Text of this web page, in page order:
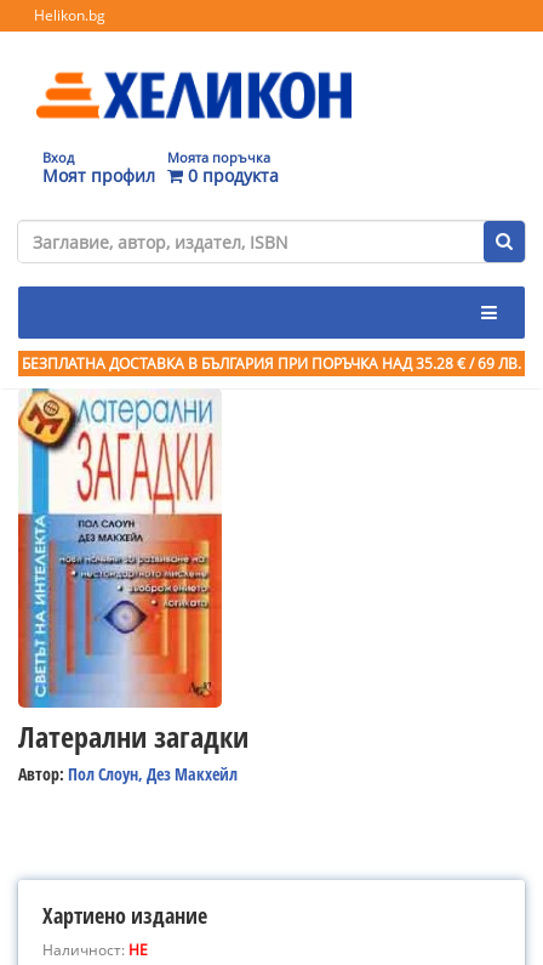
Helikon.bg
Вход
Моят профил
Моята поръчка
0 продукта
БЕЗПЛАТНА ДОСТАВКА В БЪЛГАРИЯ ПРИ ПОРЪЧКА НАД 35.28 € / 69 ЛВ.
Латерални загадки
Автор: Пол Слоун, Дез Макхейл
Хартиено издание
Наличност: НЕ